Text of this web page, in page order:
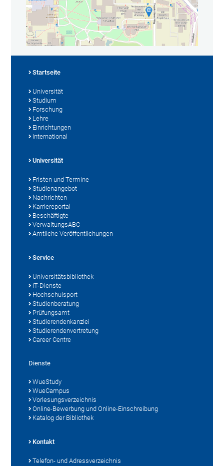
Startseite
Universität
Studium
Forschung
Lehre
Einrichtungen
International
Universität
Fristen und Termine
Studienangebot
Nachrichten
Karriereportal
Beschäftigte
VerwaltungsABC
Amtliche Veröffentlichungen
Service
Universitätsbibliothek
IT-Dienste
Hochschulsport
Studienberatung
Prüfungsamt
Studierendenkanzlei
Studierendenvertretung
Career Centre
Dienste
WueStudy
WueCampus
Vorlesungsverzeichnis
Online-Bewerbung und Online-Einschreibung
Katalog der Bibliothek
Kontakt
Telefon- und Adressverzeichnis